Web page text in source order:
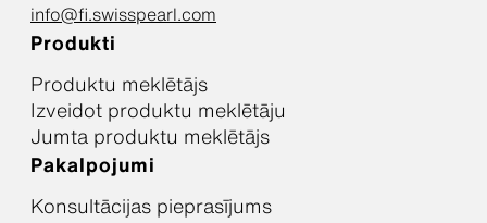
info@fi.swisspearl.com
Produkti
Produktu meklētājs
Izveidot produktu meklētāju
Jumta produktu meklētājs
Pakalpojumi
Konsultācijas pieprasījums